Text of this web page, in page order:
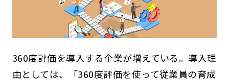
360度評価を導入する企業が増えている。導入理
由としては、「360度評価を使って従業員の育成